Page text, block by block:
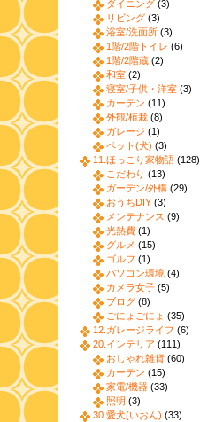
ダイニング (3)
リビング (3)
浴室/洗面所 (3)
1階/2階トイレ (6)
1階/2階蔵 (2)
和室 (2)
寝室/子供・洋室 (3)
カーテン (11)
外観/植栽 (8)
ガレージ (1)
ペット(犬) (3)
11.ほっこり家物語 (128)
こだわり (13)
ガーデン/外構 (29)
おうちDIY (3)
メンテナンス (9)
光熱費 (1)
グルメ (15)
ゴルフ (1)
パソコン環境 (4)
カメラ女子 (5)
ブログ (8)
ごにょごにょ (35)
12.ガレージライフ (6)
20.インテリア (111)
おしゃれ雑貨 (60)
カーテン (15)
家電/機器 (33)
照明 (3)
30.愛犬(いおん) (33)